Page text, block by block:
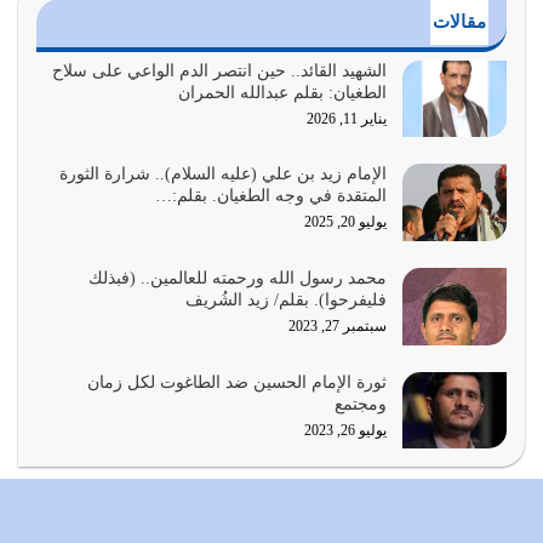
أي أمة تتفرق في الدين وتتفرق في كيانها معناه أنها أصبحت
أمة عاجزة عن النهوض…
يوليو 23, 2026
بحبل الله جميعاً وليس كل…
يوليو 22, 2026
يشاء ويذل من يشاء
يوليو 21, 2026
كل زمان…
يوليو 19, 2026
الوظيفة عبارة عن مسؤولية يجب النهوض بها كما ينبغي لكي
مقالات
الشهيد القائد.. حين انتصر الدم الواعي على سلاح
الطغيان: بقلم عبدالله الحمران
يناير 11, 2026
الإمام زيد بن علي (عليه السلام).. شرارة الثورة
المتقدة في وجه الطغيان. بقلم:…
يوليو 20, 2025
محمد رسول الله ورحمته للعالمين.. (فبذلك
فليفرحوا). بقلم/ زيد الشُريف
سبتمبر 27, 2023
ثورة الإمام الحسين ضد الطاغوت لكل زمان
ومجتمع
يوليو 26, 2023